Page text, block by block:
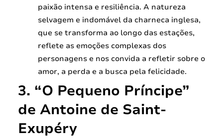
paixão intensa e resiliência. A natureza
selvagem e indomável da charneca inglesa,
que se transforma ao longo das estações,
reflete as emoções complexas dos
personagens e nos convida a refletir sobre o
amor, a perda e a busca pela felicidade.
3. “O Pequeno Príncipe”
de Antoine de Saint-
Exupéry